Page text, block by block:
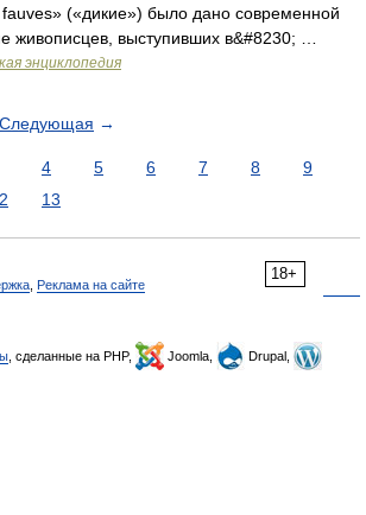
(«дикие») было дано современной
живописцев, выступивших в&#8230; …
энциклопедия
Следующая →
4 5 6 7 8
9
13
18+
Реклама на сайте
, сделанные на PHP, Joomla,
Drupal,